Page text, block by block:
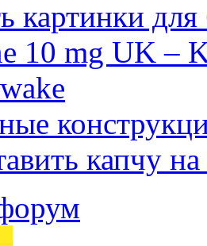
картинки
10 mg UK –
капчу